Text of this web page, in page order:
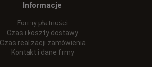
Informacje
Formy płatności
Czas i koszty dostawy
Czas realizacji zamówienia
Kontakt i dane firmy